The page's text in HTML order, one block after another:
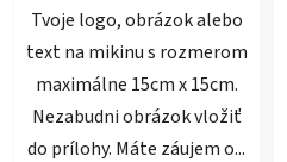
Tvoje logo, obrázok alebo
text na mikinu s rozmerom
maximálne 15cm x 15cm.
Nezabudni obrázok vložiť
do prílohy. Máte záujem o...